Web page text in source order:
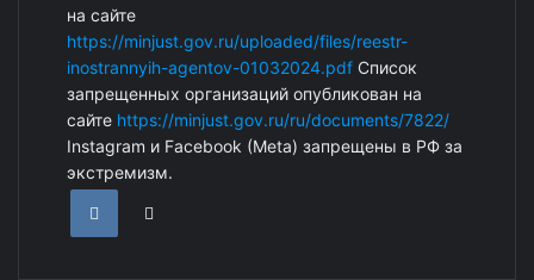
на сайте
https://minjust.gov.ru/uploaded/files/reestr-
inostrannyih-agentov-01032024.pdf Список
запрещенных организаций опубликован на
сайте https://minjust.gov.ru/ru/documents/7822/
Instagram и Facebook (Metа) запрещены в РФ за
экстремизм.